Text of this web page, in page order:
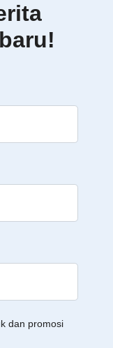
dan promosi